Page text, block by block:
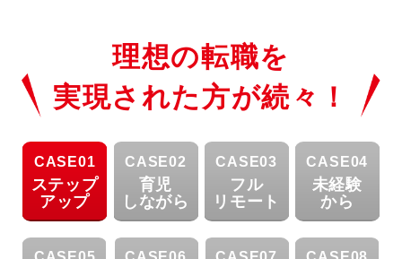
理想の転職を
実現された方が続々！
CASE01
ステップ
アップ
CASE02
育児
しながら
CASE03
フル
リモート
CASE04
未経験
から